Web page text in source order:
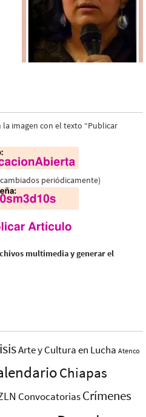
la imagen con el texto “Publicar
periódicamente)
multimedia y generar el
Arte y Cultura en Lucha Atenco
Chiapas
ConvocatoriasCrímenes